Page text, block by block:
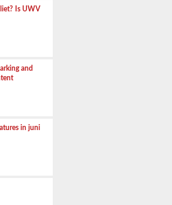
Is UWV
and
in juni